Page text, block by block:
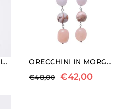
BRACCIALE A DUE FILI CON MORGANITE, CORALLO FOSSILE E LEGNO FOSSILE
ORECCHINI IN MORGANITE ED AGATA BOTSWANA ROSA
€48,00 €42,00